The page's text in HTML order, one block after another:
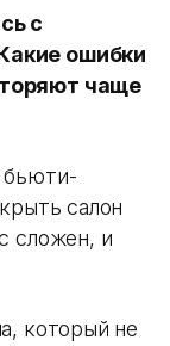
с
ошибки
чаще
салон
сложен, и
который не